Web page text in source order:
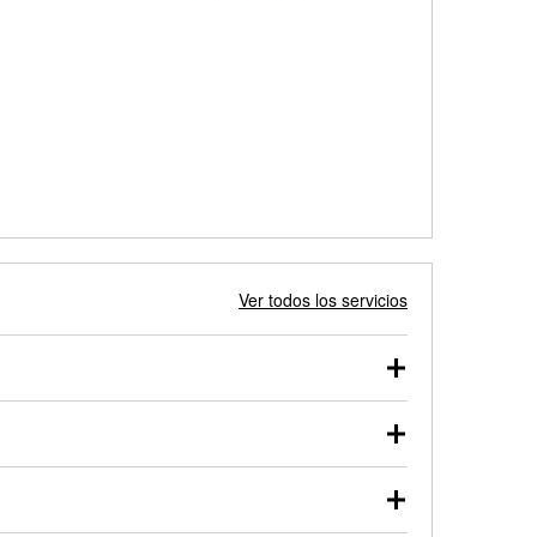
Ver todos los servicios
probarse dentro o fuera del vehículo y cargarse en
de nuestros profesionales te ayudará a encontrar
en el estacionamiento, o desmonta el